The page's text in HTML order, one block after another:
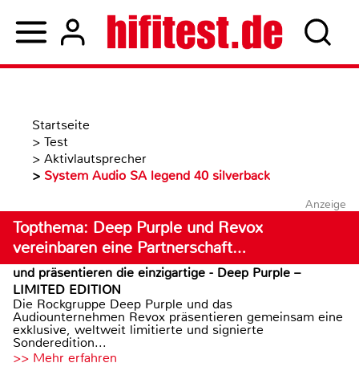
Startseite
> Test
> Aktivlautsprecher
> System Audio SA legend 40 silverback
Anzeige
Topthema: Deep Purple und Revox
vereinbaren eine Partnerschaft…
und präsentieren die einzigartige - Deep Purple –
LIMITED EDITION
Die Rockgruppe Deep Purple und das
Audiounternehmen Revox präsentieren gemeinsam eine
exklusive, weltweit limitierte und signierte
Sonderedition...
>> Mehr erfahren